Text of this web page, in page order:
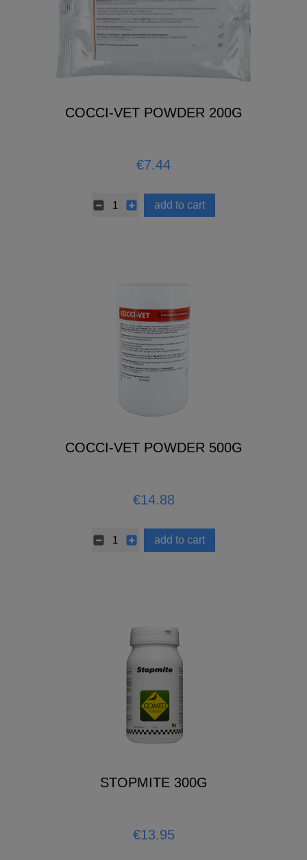
COCCI-VET POWDER 200G
€7.44
add to cart
COCCI-VET POWDER 500G
€14.88
add to cart
STOPMITE 300G
€13.95